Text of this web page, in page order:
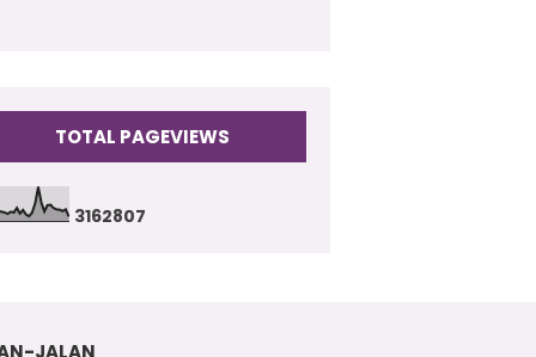
TOTAL PAGEVIEWS
3162807